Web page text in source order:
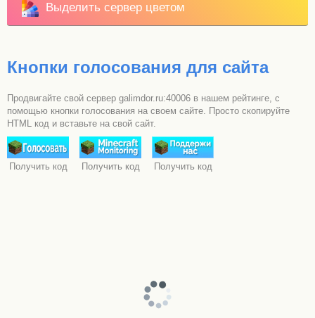
Выделить сервер цветом
Кнопки голосования для сайта
Продвигайте свой сервер galimdor.ru:40006 в нашем рейтинге, с
помощью кнопки голосования на своем сайте. Просто скопируйте
HTML код и вставьте на свой сайт.
Получить код Получить код Получить код